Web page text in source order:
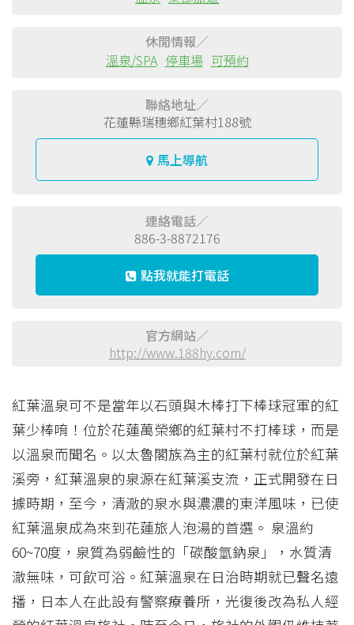
休閒情報／
溫泉/SPA 停車場 可預約
聯絡地址／
花蓮縣瑞穗鄉紅葉村188號
馬上導航
連絡電話／
886-3-8872176
點我就能打電話
官方網站／
http://www.188hy.com/
紅葉溫泉可不是當年以石頭與木棒打下棒球冠軍的紅
葉少棒唷！位於花蓮萬榮鄉的紅葉村不打棒球，而是
以溫泉而聞名。以太魯閣族為主的紅葉村就位於紅葉
溪旁，紅葉溫泉的泉源在紅葉溪支流，正式開發在日
據時期，至今，清澈的泉水與濃濃的東洋風味，已使
紅葉溫泉成為來到花蓮旅人泡湯的首選。 泉溫約
60~70度，泉質為弱鹼性的「碳酸氫鈉泉」，水質清
澈無味，可飲可浴。紅葉溫泉在日治時期就已聲名遠
播，日本人在此設有警察療養所，光復後改為私人經